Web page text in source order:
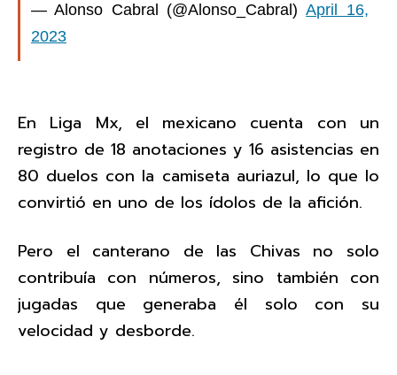
— Alonso Cabral (@Alonso_Cabral)April 16,
2023
En Liga Mx, el mexicano cuenta con un
registro de 18 anotaciones y 16 asistencias en
80 duelos con la camiseta auriazul, lo que lo
convirtió en uno de los ídolos de la afición.
Pero el canterano de las Chivas no solo
contribuía con números, sino también con
jugadas que generaba él solo con su
velocidad y desborde.